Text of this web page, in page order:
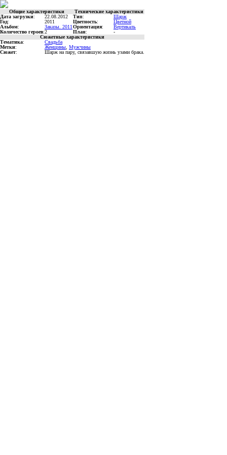
Общие характеристики
Технические характеристики
Дата загрузки: 22.08.2012 Тип:
Шарж
Год: 2011 Цветность:
Цветной
Альбом: Заказы. 2011 Ориентация:
Вертикаль
Количество героев:2 План:
-
Сюжетные характеристики
Тематика:
Свадьба
Метки: Женщины Мужчины
Сюжет: Шарж на пару, связавшую жизнь узами брака.